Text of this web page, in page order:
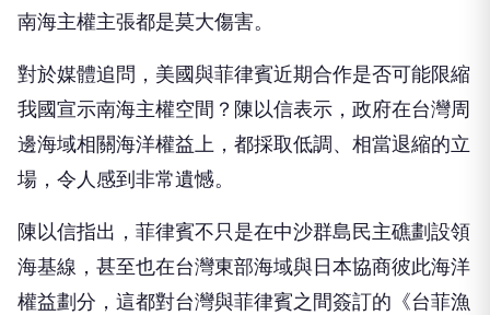
南海主權主張都是莫大傷害。
對於媒體追問，美國與菲律賓近期合作是否可能限縮
我國宣示南海主權空間？陳以信表示，政府在台灣周
邊海域相關海洋權益上，都採取低調、相當退縮的立
場，令人感到非常遺憾。
陳以信指出，菲律賓不只是在中沙群島民主礁劃設領
海基線，甚至也在台灣東部海域與日本協商彼此海洋
權益劃分，這都對台灣與菲律賓之間簽訂的《台菲漁